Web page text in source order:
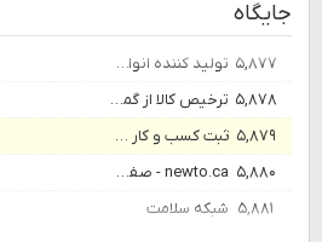
جایگاه
۵,۸۷۷ تولید کننده انواع مکمل، کنسانتره و افزودنی خوراک دام و طیور
۵,۸۷۸
ترخیص کالا از گمرک فرودگاه امام خمینی
۵,۸۷۹
ثبت کسب و کار و رویدادهای جدید شهر هوشمند قدس - اینجاست
۵,۸۸۰
newto.ca - صفحه اول
۵,۸۸۱ شبکه سلامت